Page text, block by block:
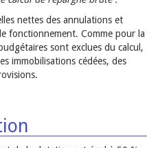
nettes des annulations et
fonctionnement. Comme pour la
sont exclues du calcul,
immobilisations cédées, des